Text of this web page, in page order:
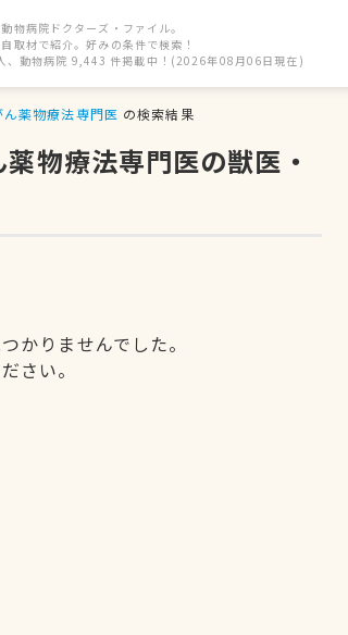
物病院ドクターズ・ファイル。
取材で紹介。好みの条件で検索！
、動物病院 9,443 件掲載中！(2026年08月06日現在)
薬物療法専門医 の検索結果
物療法専門医の獣医・
かりませんでした。
さい。